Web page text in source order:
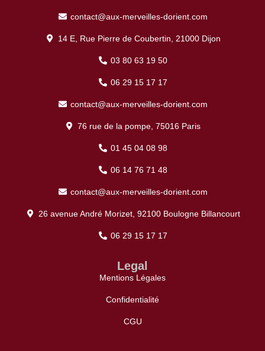
contact@aux-merveilles-dorient.com
14 E, Rue Pierre de Coubertin, 21000 Dijon
03 80 63 19 50
06 29 15 17 17
contact@aux-merveilles-dorient.com
76 rue de la pompe, 75016 Paris
01 45 04 08 98
06 14 76 71 48
contact@aux-merveilles-dorient.com
26 avenue André Morizet, 92100 Boulogne Billancourt
06 29 15 17 17
Legal
Mentions Légales
Confidentialité
CGU